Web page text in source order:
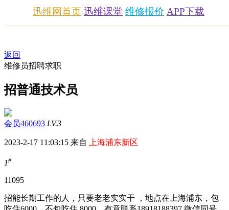
迅维网首页 迅维课堂 维修报价 APP下载
返回
维修员招聘求职
招普通技术员
会员460693 LV.3
2023-2-17 11:03:15 来自 上海浦东新区
1#
11095
招能长期工作的人，只要老老实实干 ，地点在上海浦东，包